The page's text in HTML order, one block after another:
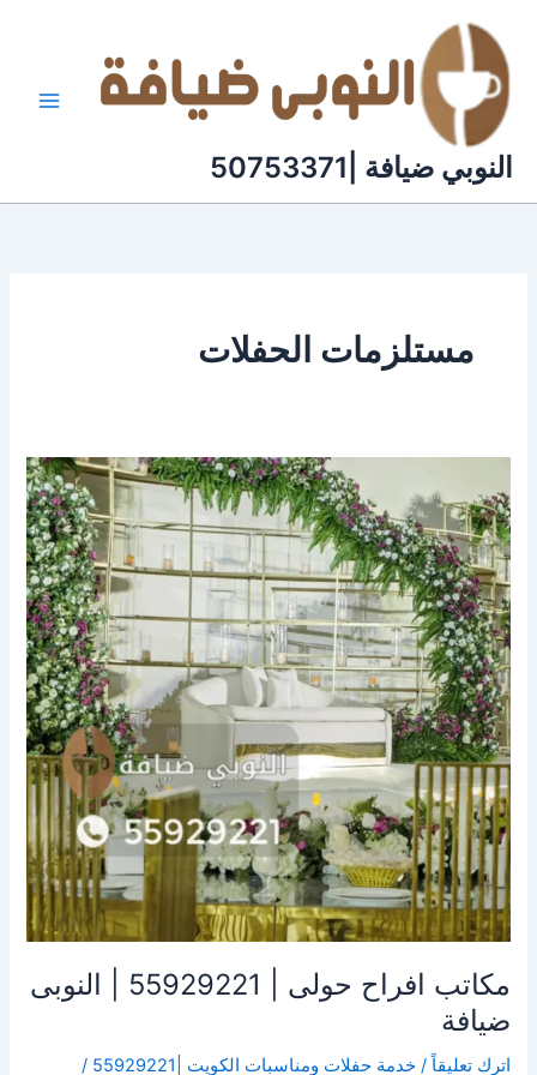
المحتوى
النوبي ضيافة |50753371
مستلزمات الحفلات
مكاتب افراح حولى | 55929221 | النوبى
ضيافة
اترك تعليقاً /خدمة حفلات ومناسبات الكويت |55929221 /
افراح
حولى
|
55929221
|
النوبى
ضيافة